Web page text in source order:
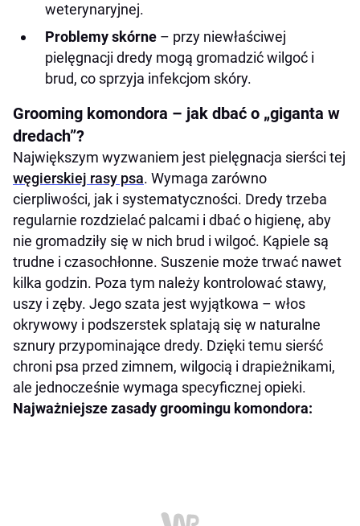
weterynaryjnej.
Problemy skórne – przy niewłaściwej
pielęgnacji dredy mogą gromadzić wilgoć i
brud, co sprzyja infekcjom skóry.
Grooming komondora – jak dbać o „giganta w
dredach”?
Największym wyzwaniem jest pielęgnacja sierści tej
węgierskiej rasy psa. Wymaga zarówno
cierpliwości, jak i systematyczności. Dredy trzeba
regularnie rozdzielać palcami i dbać o higienę, aby
nie gromadziły się w nich brud i wilgoć. Kąpiele są
trudne i czasochłonne. Suszenie może trwać nawet
kilka godzin. Poza tym należy kontrolować stawy,
uszy i zęby. Jego szata jest wyjątkowa – włos
okrywowy i podszerstek splatają się w naturalne
sznury przypominające dredy. Dzięki temu sierść
chroni psa przed zimnem, wilgocią i drapieżnikami,
ale jednocześnie wymaga specyficznej opieki.
Najważniejsze zasady groomingu komondora: